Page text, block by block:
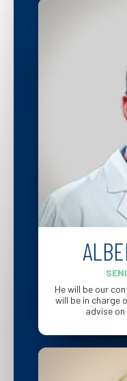
He will be our
will be in charge
advise